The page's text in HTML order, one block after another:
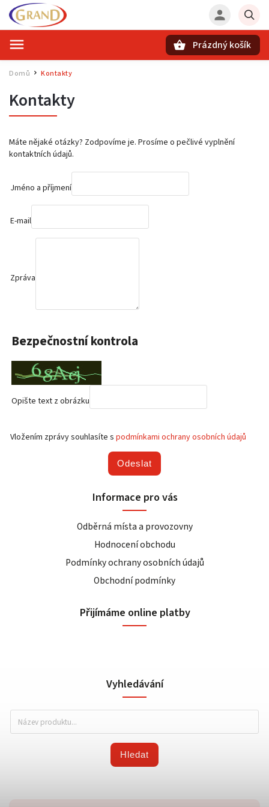
Prázdný košík
Domů / Kontakty
Kontakty
Máte nějaké otázky? Zodpovíme je. Prosíme o pečlivé vyplnění
kontaktních údajů.
Jméno a příjmení
E-mail
Zpráva
Bezpečnostní kontrola
Opište text z obrázku
Vložením zprávy souhlasíte s podmínkami ochrany osobních údajů
Odeslat
Informace pro vás
Odběrná místa a provozovny
Hodnocení obchodu
Podmínky ochrany osobních údajů
Obchodní podmínky
Přijímáme online platby
Vyhledávání
Hledat